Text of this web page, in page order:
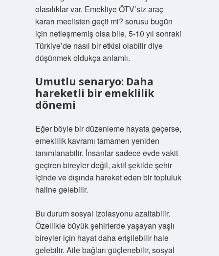
olasılıklar var. Emekliye ÖTV’siz araç
kararı meclisten geçti mi? sorusu bugün
için netleşmemiş olsa bile, 5-10 yıl sonraki
Türkiye’de nasıl bir etkisi olabilir diye
düşünmek oldukça anlamlı.
Umutlu senaryo: Daha
hareketli bir emeklilik
dönemi
Eğer böyle bir düzenleme hayata geçerse,
emeklilik kavramı tamamen yeniden
tanımlanabilir. İnsanlar sadece evde vakit
geçiren bireyler değil, aktif şekilde şehir
içinde ve dışında hareket eden bir topluluk
haline gelebilir.
Bu durum sosyal izolasyonu azaltabilir.
Özellikle büyük şehirlerde yaşayan yaşlı
bireyler için hayat daha erişilebilir hale
gelebilir. Aile bağları güçlenebilir, sosyal